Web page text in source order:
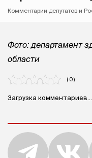
Комментарии депутатов и
Фото: департамент
области
( 0 )
Загрузка комментариев...